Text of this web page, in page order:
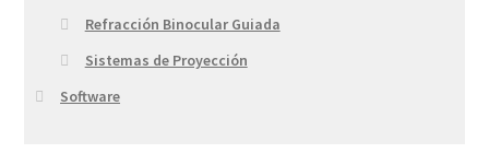
Refracción Binocular Guiada
Sistemas de Proyección
Software